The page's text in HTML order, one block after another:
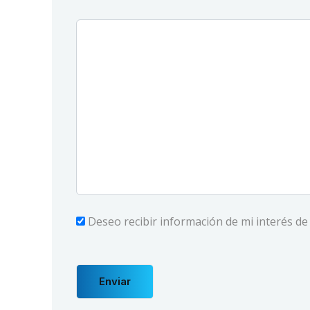
Deseo recibir información de mi interés de